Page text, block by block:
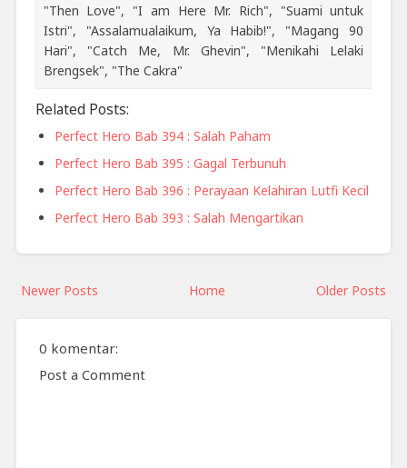
"Then Love", "I am Here Mr. Rich", "Suami untuk
Istri", "Assalamualaikum, Ya Habib!", "Magang 90
Hari", "Catch Me, Mr. Ghevin", "Menikahi Lelaki
Brengsek", "The Cakra"
Related Posts:
Perfect Hero Bab 394 : Salah Paham
Perfect Hero Bab 395 : Gagal Terbunuh
Perfect Hero Bab 396 : Perayaan Kelahiran Lutfi Kecil
Perfect Hero Bab 393 : Salah Mengartikan
Newer Posts Older Posts
Home
0 komentar:
Post a Comment